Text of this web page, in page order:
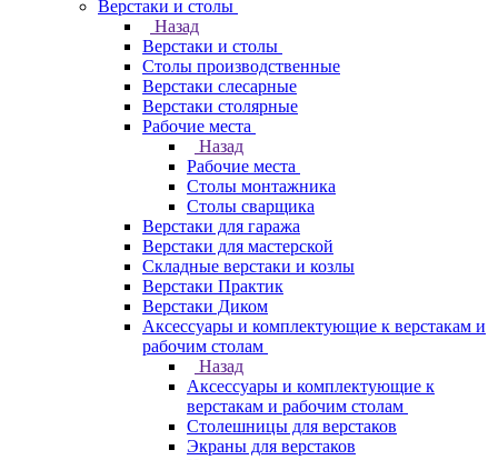
Верстаки и столы
Назад
Верстаки и столы
Столы производственные
Верстаки слесарные
Верстаки столярные
Рабочие места
Назад
Рабочие места
Столы монтажника
Столы сварщика
Верстаки для гаража
Верстаки для мастерской
Складные верстаки и козлы
Верстаки Практик
Верстаки Диком
Аксессуары и комплектующие к верстакам и
рабочим столам
Назад
Аксессуары и комплектующие к
верстакам и рабочим столам
Столешницы для верстаков
Экраны для верстаков